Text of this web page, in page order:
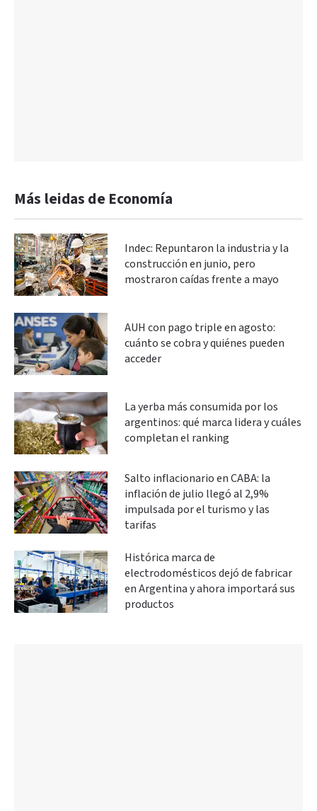
Más leidas de Economía
Indec: Repuntaron la industria y la
construcción en junio, pero
mostraron caídas frente a mayo
AUH con pago triple en agosto:
cuánto se cobra y quiénes pueden
acceder
La yerba más consumida por los
argentinos: qué marca lidera y cuáles
completan el ranking
Salto inflacionario en CABA: la
inflación de julio llegó al 2,9%
impulsada por el turismo y las
tarifas
Histórica marca de
electrodomésticos dejó de fabricar
en Argentina y ahora importará sus
productos